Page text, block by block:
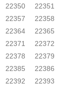
22350 22351
22357 22358
22364 22365
22371 22372
22378 22379
22385 22386
22392 22393